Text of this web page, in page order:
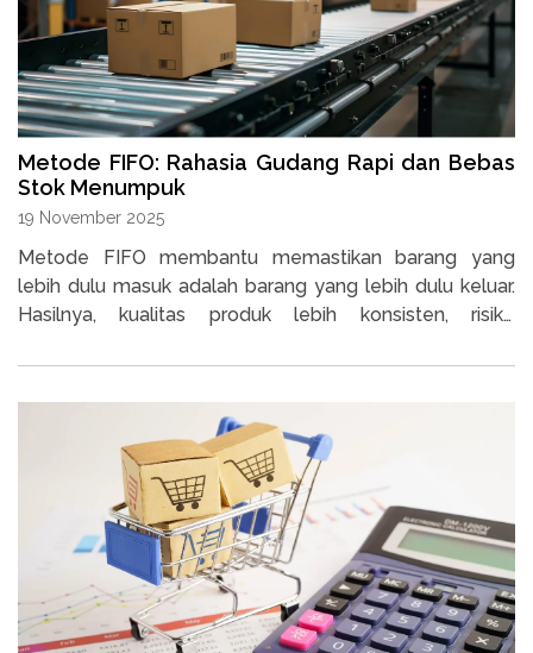
Metode FIFO: Rahasia Gudang Rapi dan Bebas
Stok Menumpuk
19 November 2025
Metode FIFO membantu memastikan barang yang
lebih dulu masuk adalah barang yang lebih dulu keluar.
Hasilnya, kualitas produk lebih konsisten, risiko
lebih ringan.